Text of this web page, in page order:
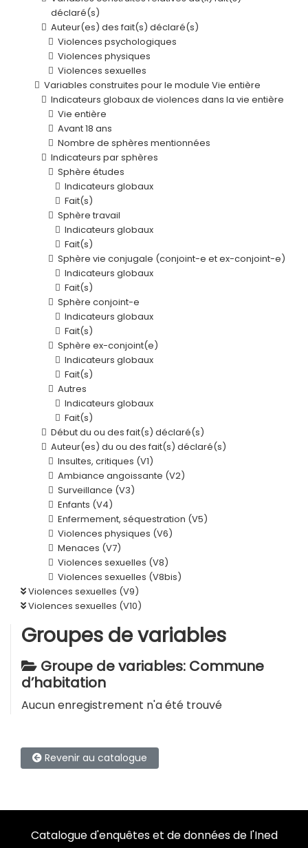
déclaré(s)
Auteur(es) des fait(s) déclaré(s)
Violences psychologiques
Violences physiques
Violences sexuelles
Variables construites pour le module Vie entière
Indicateurs globaux de violences dans la vie entière
Vie entière
Avant 18 ans
Nombre de sphères mentionnées
Indicateurs par sphères
Sphère études
Indicateurs globaux
Fait(s)
Sphère travail
Indicateurs globaux
Fait(s)
Sphère vie conjugale (conjoint-e et ex-conjoint-e)
Indicateurs globaux
Fait(s)
Sphère conjoint-e
Indicateurs globaux
Fait(s)
Sphère ex-conjoint(e)
Indicateurs globaux
Fait(s)
Autres
Indicateurs globaux
Fait(s)
Début du ou des fait(s) déclaré(s)
Auteur(es) du ou des fait(s) déclaré(s)
Insultes, critiques (V1)
Ambiance angoissante (V2)
Surveillance (V3)
Enfants (V4)
Enfermement, séquestration (V5)
Violences physiques (V6)
Menaces (V7)
Violences sexuelles (V8)
Violences sexuelles (V8bis)
Violences sexuelles (V9)
Violences sexuelles (V10)
Groupes de variables
Groupe de variables: Commune
d’habitation
Aucun enregistrement n'a été trouvé
Revenir au catalogue
Catalogue d'enquêtes et de données de l'Ined